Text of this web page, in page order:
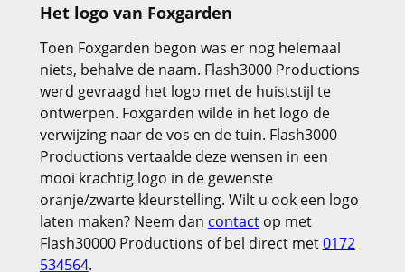
Het logo van Foxgarden
Toen Foxgarden begon was er nog helemaal
niets, behalve de naam. Flash3000 Productions
werd gevraagd het logo met de huiststijl te
ontwerpen. Foxgarden wilde in het logo de
verwijzing naar de vos en de tuin. Flash3000
Productions vertaalde deze wensen in een
mooi krachtig logo in de gewenste
oranje/zwarte kleurstelling. Wilt u ook een logo
laten maken? Neem dan contactop met
Flash30000 Productions of bel direct met0172
534564.